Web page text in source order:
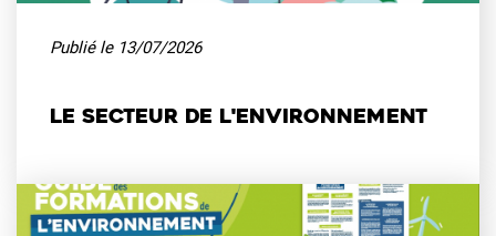
Publié le 13/07/2026
Le secteur de l'environnement